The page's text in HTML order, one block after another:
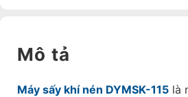
Mô tả
Máy sấy khí nén DYMSK-115 là